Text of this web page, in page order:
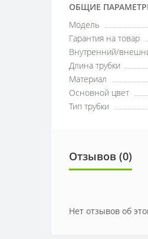
ОБЩИЕ
Модель
Гарантия на товар
Внутренний/
Длина трубки
Материал
Основной цвет
Тип трубки
Отзывов (0)
Нет отзывов об